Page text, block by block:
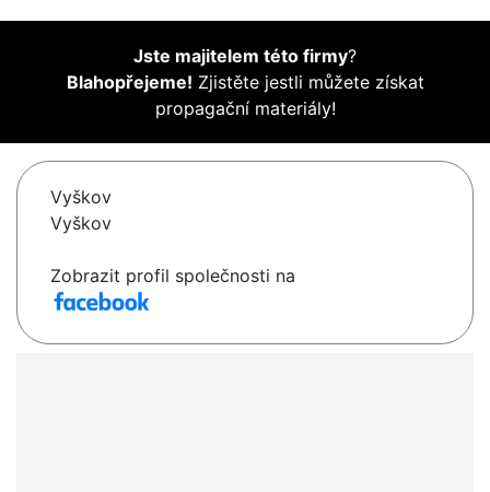
Jste majitelem této firmy?
Blahopřejeme! Zjistěte jestli můžete získat
propagační materiály!
Vyškov
Vyškov
Zobrazit profil společnosti na